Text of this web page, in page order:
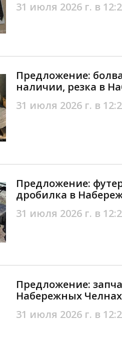
31 июля 2026 г. в
Предложение:
наличии, резка в
31 июля 2026 г. в
Предложение:
дробилка в
31 июля 2026 г. в
Предложение:
Набережных Челнах
31 июля 2026 г. в